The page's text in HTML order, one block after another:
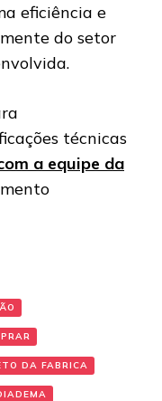
eficiência e
do setor
técnicas
a equipe da
DA FABRICA